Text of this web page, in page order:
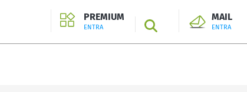
PREMIUM
ENTRA SEARCH
MAIL
ENTRA